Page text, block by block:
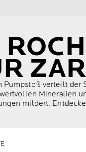
Pumpstoß verteilt der
Mineralien
mildert.